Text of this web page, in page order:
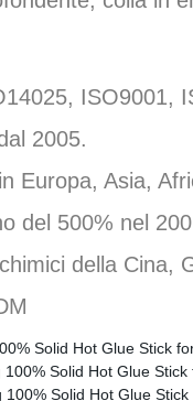
ISO9001,
2005.
Europa, Asia,
del 500% nel
della Cina,